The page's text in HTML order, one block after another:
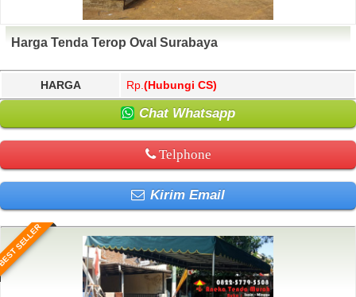
Harga Tenda Terop Oval Surabaya
HARGA Rp. (Hubungi CS)
Chat Whatsapp
Telphone
Kirim Email
SELLER